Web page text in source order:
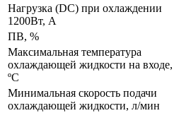
Нагрузка (DC) при охлаждении
1200Вт, A
ПВ, %
Максимальная температура
охлаждающей жидкости на входе,
ºC
Минимальная скорость подачи
охлаждающей жидкости, л/мин